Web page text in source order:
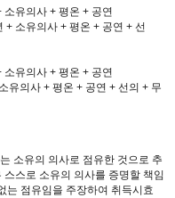
유의사 + 평온 + 공연
소유의사 + 평온 + 공연 + 선
유의사 + 평온 + 공연
의사 + 평온 + 공연 + 선의 + 무
소유의 의사로 점유한 것으로 추
스로 소유의 의사를 증명할 책임
는 점유임을 주장하여 취득시효